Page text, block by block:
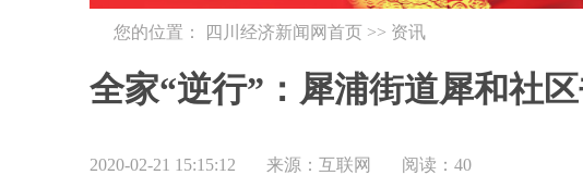
您的位置： 四川经济新闻网首页 >> 资讯
全家“逆行”：犀浦街道犀和社
2020-02-21 15:15:12 来源：互联网 阅读：40